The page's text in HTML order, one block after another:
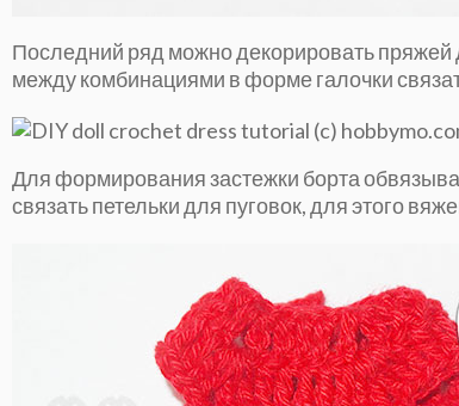
Последний ряд можно декорировать пряжей
между комбинациями в форме галочки
Для формирования застежки борта
связать петельки для пуговок, для этого